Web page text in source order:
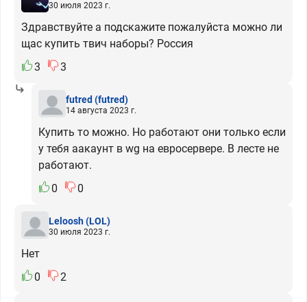
30 июля 2023 г.
Здравствуйте а подскажите пожалуйста можно ли
щас купить твич наборы? Россия
3
3
futred(futred)
14 августа 2023 г.
Купить то можно. Но работают они только если
у тебя аакаунт в wg на евросервере. В лесте не
работают.
0
0
Leloosh(LOL)
30 июля 2023 г.
Нет
0
2